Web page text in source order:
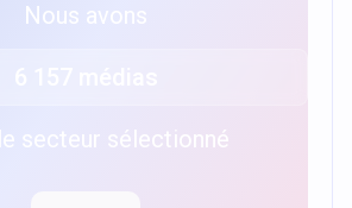
Nous avons
secteur sélectionné